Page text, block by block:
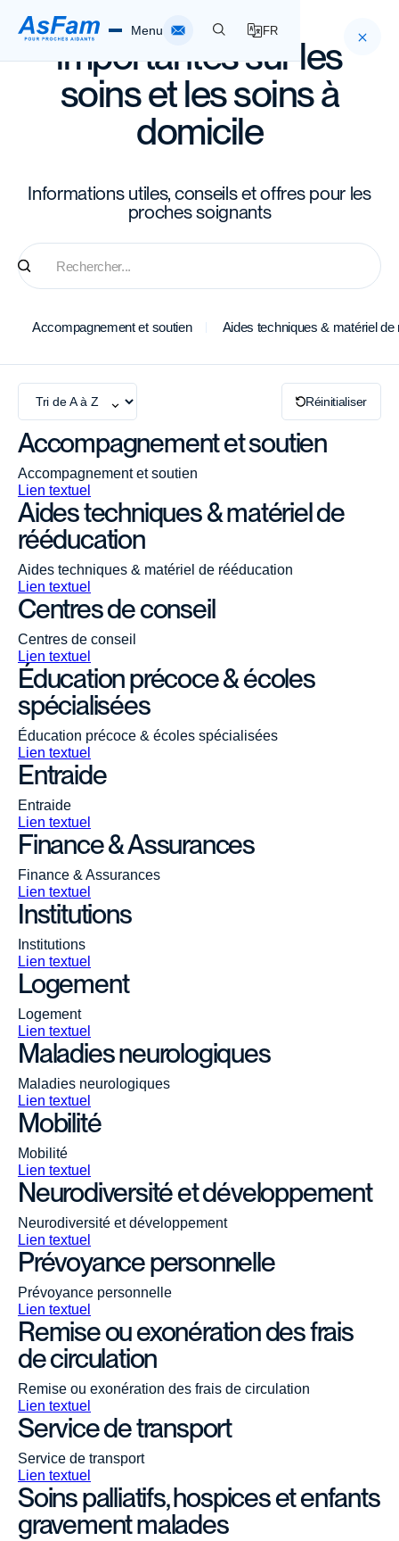
Menu FR
Spitex AsFam
À propos de l'ASFam
Contacter
Informations
importantes sur les
soins et les soins à
domicile
Informations utiles, conseils et offres pour les
proches soignants
Accompagnement et soutien Aides techniques & matériel de
Réinitialiser
Accompagnement et soutien
Accompagnement et soutien
Lien textuel
Aides techniques & matériel de
rééducation
Aides techniques & matériel de rééducation
Lien textuel
Centres de conseil
Centres de conseil
Lien textuel
Éducation précoce & écoles
spécialisées
Éducation précoce & écoles spécialisées
Lien textuel
Entraide
Entraide
Lien textuel
Finance & Assurances
Finance & Assurances
Lien textuel
Institutions
Institutions
Lien textuel
Logement
Logement
Lien textuel
Maladies neurologiques
Maladies neurologiques
Lien textuel
Mobilité
Mobilité
Lien textuel
Neurodiversité et développement
Neurodiversité et développement
Lien textuel
Prévoyance personnelle
Prévoyance personnelle
Lien textuel
Remise ou exonération des frais
de circulation
Remise ou exonération des frais de circulation
Lien textuel
Service de transport
Service de transport
Lien textuel
Soins palliatifs, hospices et enfants
gravement malades